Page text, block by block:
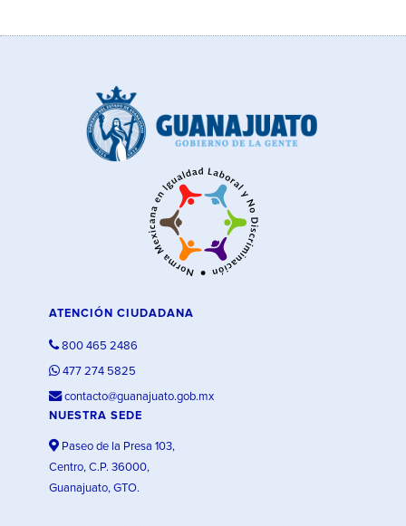
ATENCIÓN CIUDADANA
800 465 2486
477 274 5825
contacto@guanajuato.gob.mx
NUESTRA SEDE
Paseo de la Presa 103,
Centro, C.P. 36000,
Guanajuato, GTO.